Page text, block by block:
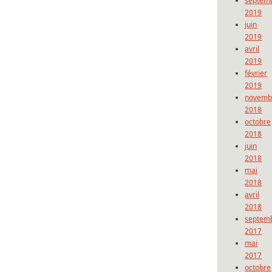
2019
juin
2019
avril
2019
février
2019
2018
octobre
2018
juin
2018
mai
2018
avril
2018
2017
mai
2017
octobre